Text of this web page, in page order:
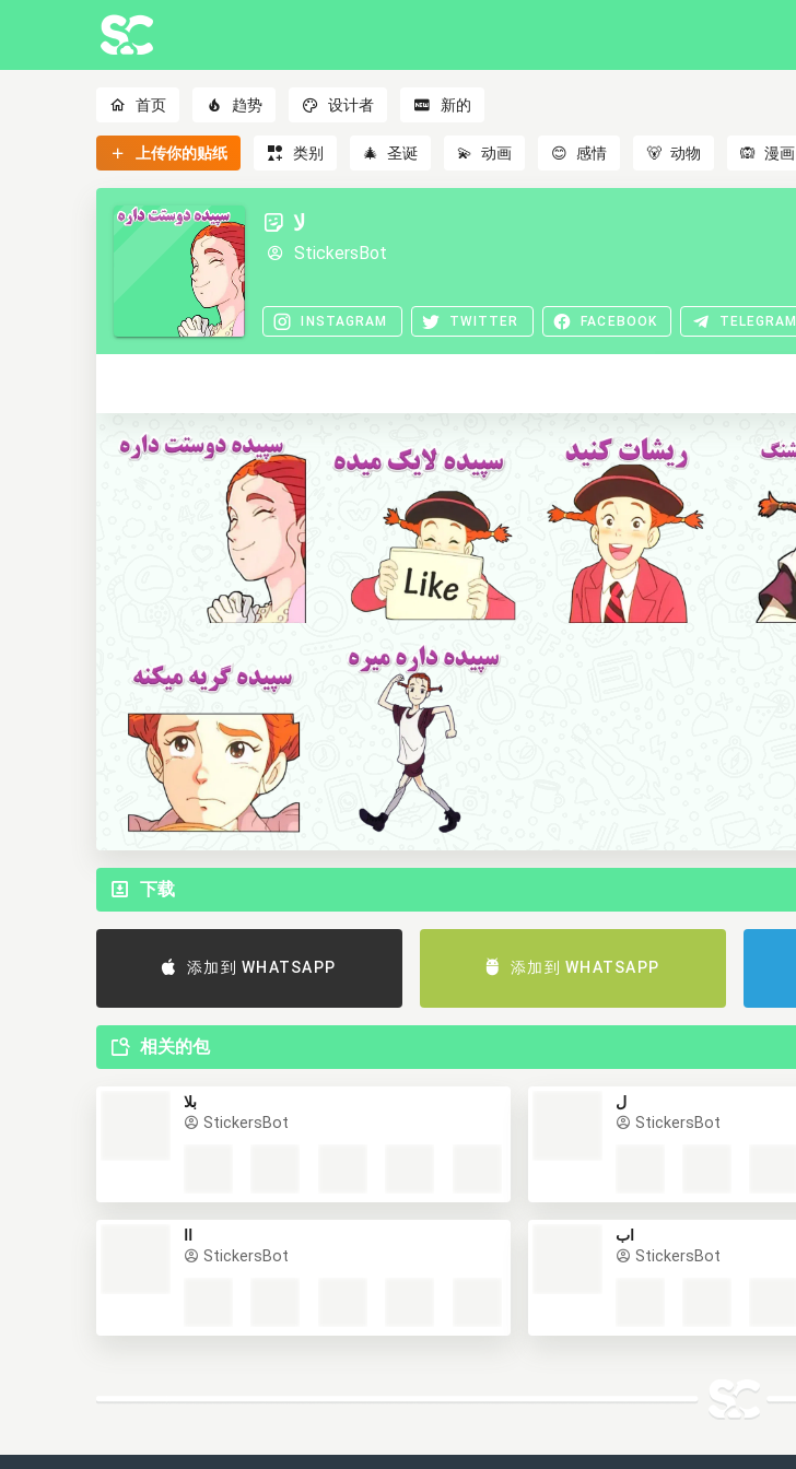
首页 趋势 设计者 新的
上传你的贴纸 类别 🎄 圣诞 💫 动画 😊 感情 🐻 动物 🙉 漫画
لا
StickersBot
INSTAGRAM TWITTER FACEBOOK TELEGRAM
下载
添加到 WHATSAPP 添加到 WHATSAPP
相关的包
بلا
StickersBot
ل
StickersBot
StickersBot
اب
StickersBot